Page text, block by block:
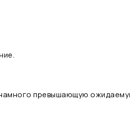
превышающую